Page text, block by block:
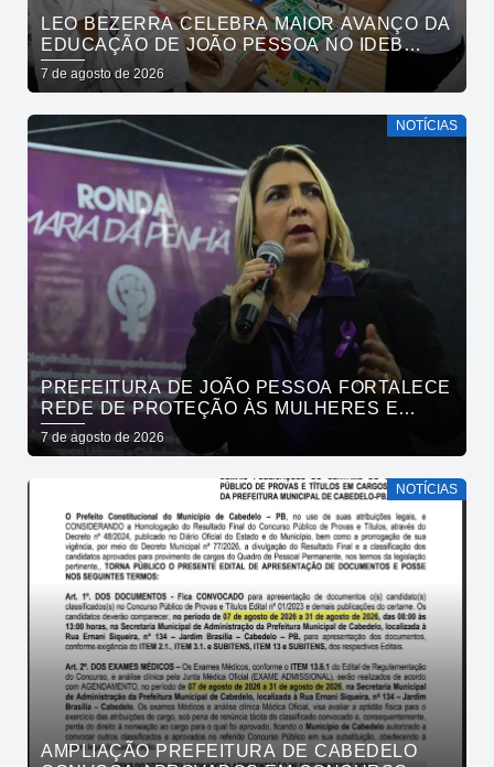
LEO BEZERRA CELEBRA MAIOR AVANÇO DA
EDUCAÇÃO DE JOÃO PESSOA NO IDEB
ENTRE CAPITAIS DO NORDESTE
7 de agosto de 2026
NOTÍCIAS
PREFEITURA DE JOÃO PESSOA FORTALECE
REDE DE PROTEÇÃO ÀS MULHERES E
ENTENDE QUE ACOLHER É SALVAR VIDAS
7 de agosto de 2026
NOTÍCIAS
AMPLIAÇÃO PREFEITURA DE CABEDELO